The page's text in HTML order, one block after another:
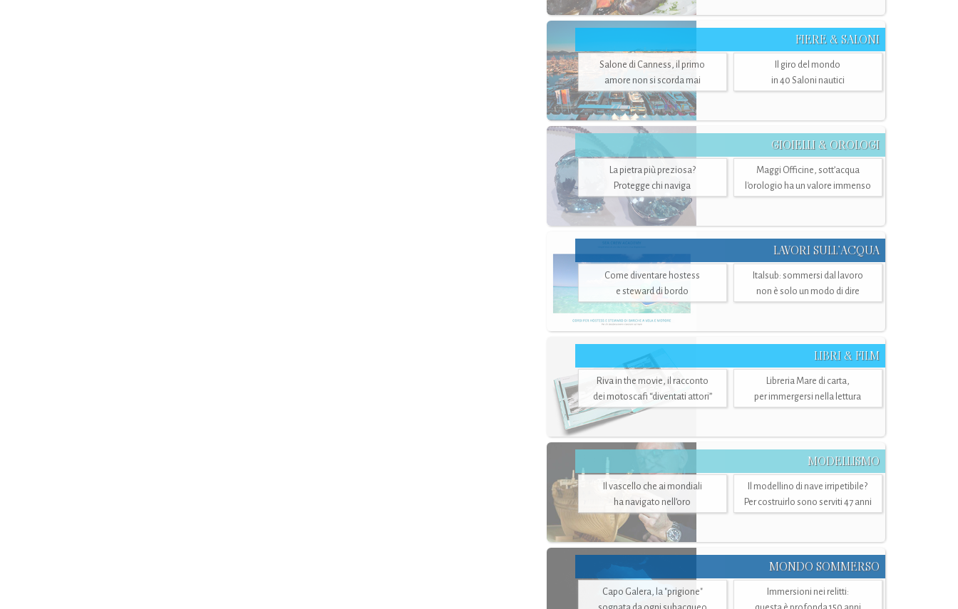
FIERE & SALONI
Salone di Canness, il primo
amore non si scorda mai
Il giro del mondo
in 40 Saloni nautici
GIOIELLI & OROLOGI
La pietra più preziosa?
Protegge chi naviga
Maggi Officine, sott’acqua
l'orologio ha un valore immenso
LAVORI SULL’ACQUA
Come diventare hostess
e steward di bordo
Italsub: sommersi dal lavoro
non è solo un modo di dire
LIBRI & FILM
Riva in the movie, il racconto
dei motoscafi “diventati attori”
Libreria Mare di carta,
per immergersi nella lettura
MODELLISMO
Il vascello che ai mondiali
ha navigato nell’oro
Il modellino di nave irripetibile?
Per costruirlo sono serviti 47 anni
MONDO SOMMERSO
Capo Galera, la "prigione"
Immersioni nei relitti: